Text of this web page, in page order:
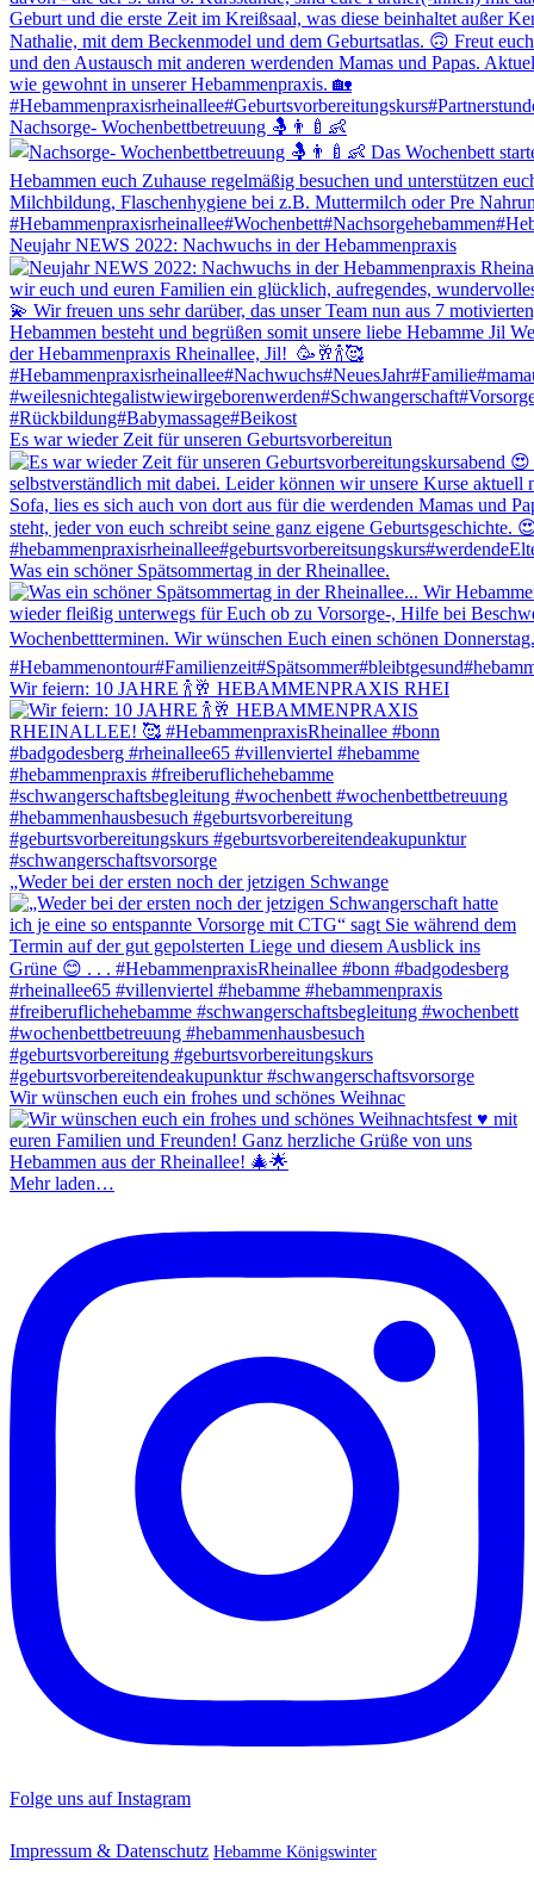
Nachsorge- Wochenbettbetreuung 🤱👨‍🍼👶
Neujahr NEWS 2022: Nachwuchs in der Hebammenpraxis
Es war wieder Zeit für unseren Geburtsvorbereitun
Was ein schöner Spätsommertag in der Rheinallee.
Wir feiern: 10 JAHRE 🍾🥂 HEBAMMENPRAXIS RHEI
„Weder bei der ersten noch der jetzigen Schwange
Wir wünschen euch ein frohes und schönes Weihnac
Mehr laden…
Folge uns auf Instagram
Impressum & Datenschutz Hebamme Königswinter